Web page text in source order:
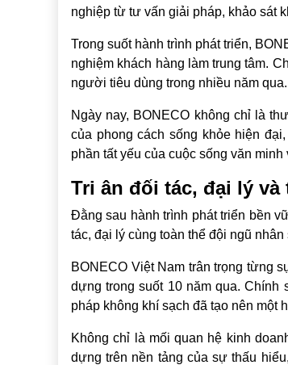
nghiệp từ tư vấn giải pháp, khảo sát
Trong suốt hành trình phát triển,
nghiệm khách hàng làm trung tâm.
người tiêu dùng trong nhiều năm qua.
Ngày nay, BONECO không chỉ là
của phong cách sống khỏe hiện
phần tất yếu của cuộc sống văn minh
Tri ân đối tác, đại lý
Đằng sau hành trình phát triển bền
tác, đại lý cùng toàn thể đội ngũ
BONECO Việt Nam trân trọng từng
dựng trong suốt 10 năm qua. Chính
pháp không khí sạch đã tạo nên một
Không chỉ là mối quan hệ kinh
dựng trên nền tảng của sự thấu